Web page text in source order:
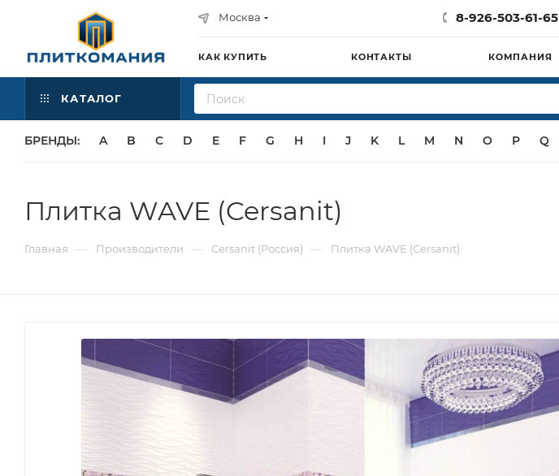
Москва 8-926-503-61-65
КАК КУПИТЬ КОНТАКТЫ КОМПАНИЯ
КАТАЛОГ
БРЕНДЫ: A B C D E F G H I J K L M N O P Q
Плитка WAVE (Cersanit)
Главная — Производители — Cersanit (Россия) — Плитка WAVE (Cersanit)